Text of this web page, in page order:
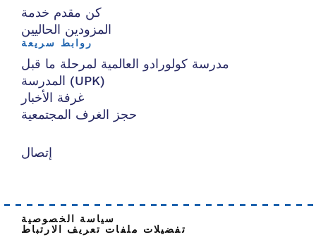
كن مقدم خدمة
المزودين الحاليين
روابط سريعة
مدرسة كولورادو العالمية لمرحلة ما قبل
المدرسة (UPK)
غرفة الأخبار
حجز الغرف المجتمعية
إتصال
سياسة الخصوصية
تفضيلات ملفات تعريف الارتباط